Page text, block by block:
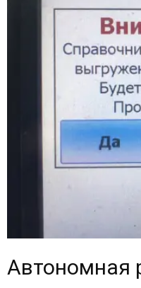
Автономная